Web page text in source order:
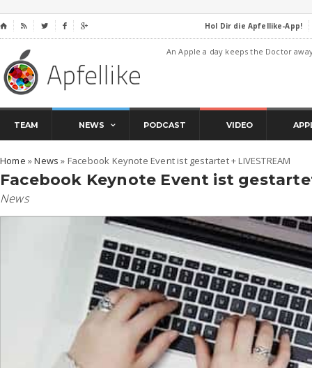
⌂     Hol Dir die Apfellike-App!
An Apple a day keeps the Doctor
TEAM NEWS PODCAST VIDEO
Home »News » Facebook Keynote Event ist gestartet + LIVESTREAM
Facebook Keynote Event ist gestartet
News